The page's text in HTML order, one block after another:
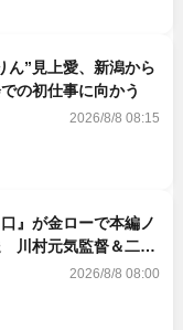
ん”見上愛、新潟から
の初仕事に向かう
2026/8/8 08:15
』が金ローで本編ノ
川村元気監督＆二宮
2026/8/8 08:00